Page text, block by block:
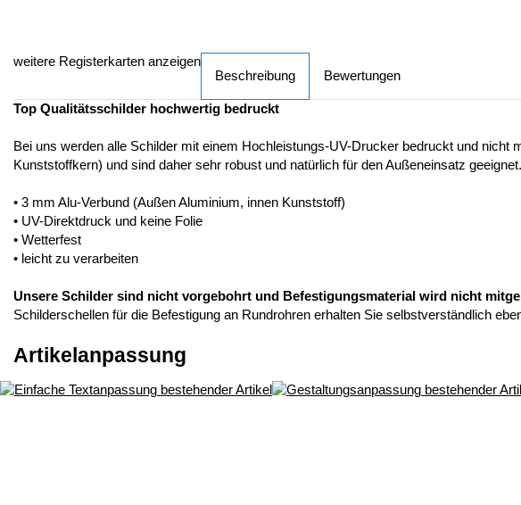
weitere Registerkarten anzeigen
Beschreibung
Bewertungen
Top Qualitätsschilder hochwertig bedruckt
Bei uns werden alle Schilder mit einem Hochleistungs-UV-Drucker bedruckt und
Kunststoffkern) und sind daher sehr robust und natürlich für den Außeneinsatz
• 3 mm Alu-Verbund (Außen Aluminium, innen Kunststoff)
• UV-Direktdruck und keine Folie
• Wetterfest
• leicht zu verarbeiten
Unsere Schilder sind nicht vorgebohrt und Befestigungsmaterial wird nicht
Schilderschellen für die Befestigung an Rundrohren erhalten Sie selbstverständlich
Artikelanpassung